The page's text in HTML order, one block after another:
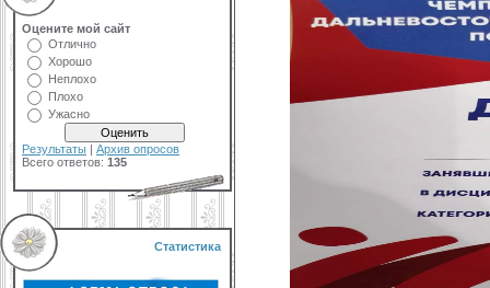
Оцените мой сайт
Отлично
Хорошо
Неплохо
Плохо
Ужасно
Результаты | Архив опросов
Всего ответов: 135
Статистика